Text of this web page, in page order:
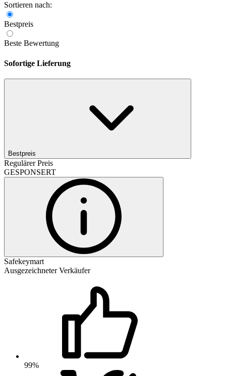
Sortieren nach:
Bestpreis
Beste Bewertung
Sofortige Lieferung
Bestpreis
Regulärer Preis
GESPONSERT
Safekeymart
Ausgezeichneter Verkäufer
99%